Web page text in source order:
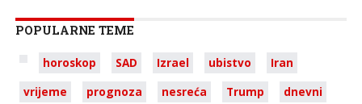
POPULARNE TEME
horoskop SAD Izrael ubistvo
Iran
vrijeme
prognoza nesreća Trump
dnevni